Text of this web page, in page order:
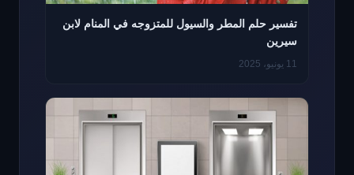
تفسير حلم المطر والسيول للمتزوجه في المنام لابن
سيرين
11 يونيو، 2025